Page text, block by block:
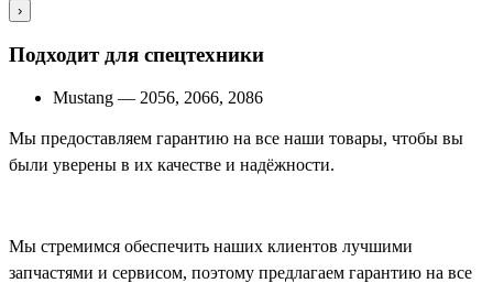
›
Подходит для спецтехники
Mustang — 2056, 2066, 2086
Мы предоставляем гарантию на все наши товары, чтобы вы
были уверены в их качестве и надёжности.
Мы стремимся обеспечить наших клиентов лучшими
запчастями и сервисом, поэтому предлагаем гарантию на все